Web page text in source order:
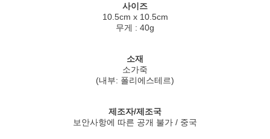
사이즈
10.5cm x 10.5cm
무게 : 40g
소재
소가죽
(내부: 폴리에스테르)
제조자/제조국
보안사항에 따른 공개 불가 / 중국